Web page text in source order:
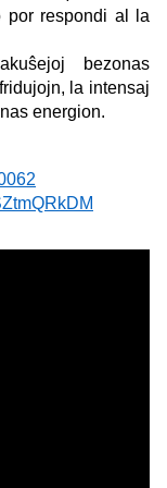
por respondi al la
bezonas
la intensaj
energion.